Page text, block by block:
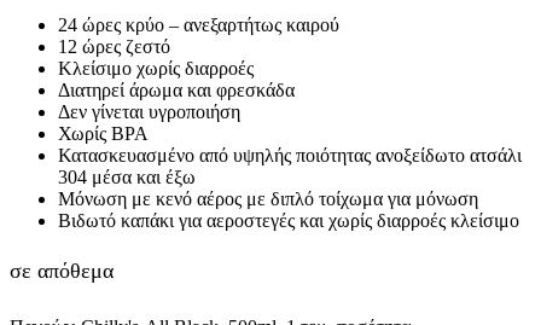
24 ώρες κρύο – ανεξαρτήτως καιρού
12 ώρες ζεστό
Κλείσιμο χωρίς διαρροές
Διατηρεί άρωμα και φρεσκάδα
Δεν γίνεται υγροποιήση
Χωρίς BPA
Κατασκευασμένο από υψηλής ποιότητας ανοξείδωτο ατσάλι
304 μέσα και έξω
Μόνωση με κενό αέρος με διπλό τοίχωμα για μόνωση
Βιδωτό καπάκι για αεροστεγές και χωρίς διαρροές κλείσιμο
σε απόθεμα